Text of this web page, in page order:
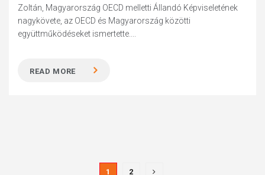
Zoltán, Magyarország OECD melletti Állandó Képviseletének
nagykövete, az OECD és Magyarország közötti
együttműködéseket ismertette....
READ MORE
1 2